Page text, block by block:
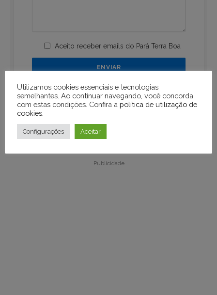
Aceito receber emails do Pará Terra Boa
Publicidade
Publicidade
Utilizamos cookies essenciais e tecnologias
semelhantes. Ao continuar navegando, você concorda
com estas condições. Confira a política de utilização de
cookies
Configurações Aceitar